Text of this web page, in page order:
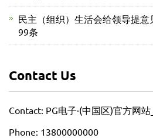
民主（组织）生活会给领导提
99条
Contact Us
Contact: PG电子·(中国区)官方网
Phone: 13800000000